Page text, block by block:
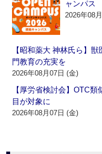
ャンパス
2026年08
【昭和薬大 神林氏ら】
門教育の充実を
2026年08月07日 (金)
【厚労省検討会】OTC
目が対象に
2026年08月07日 (金)